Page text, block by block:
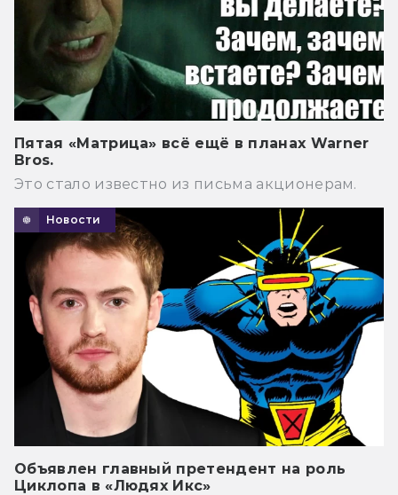
Пятая «Матрица» всё ещё в планах Warner
Bros.
Это стало известно из письма акционерам.
Новости
Объявлен главный претендент на роль
Циклопа в «Людях Икс»